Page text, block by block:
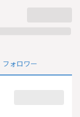
フォロワー